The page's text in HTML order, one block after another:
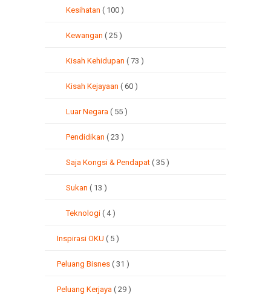
Kesihatan ( 100 )
Kewangan ( 25 )
Kisah Kehidupan ( 73 )
Kisah Kejayaan ( 60 )
Luar Negara ( 55 )
Pendidikan ( 23 )
Saja Kongsi & Pendapat ( 35 )
Sukan ( 13 )
Teknologi ( 4 )
Inspirasi OKU ( 5 )
Peluang Bisnes ( 31 )
Peluang Kerjaya ( 29 )